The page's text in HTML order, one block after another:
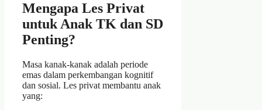
Mengapa Les Privat
untuk Anak TK dan SD
Penting?
Masa kanak-kanak adalah periode
emas dalam perkembangan kognitif
dan sosial. Les privat membantu anak
yang: